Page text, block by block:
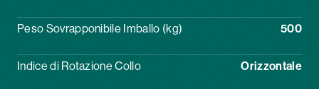
Peso Sovrapponibile Imballo (kg) 500
Indice di Rotazione Collo Orizzontale